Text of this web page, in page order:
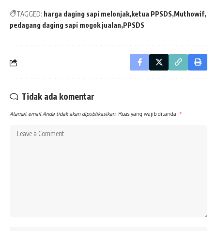
TAGGED: harga daging sapi melonjak ketua PPSDS Muthowif
pedagang daging sapi mogok jualan PPSDS
Tidak ada komentar
Alamat email Anda tidak akan dipublikasikan. Ruas yang wajib ditandai *